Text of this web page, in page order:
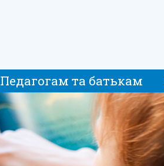
Педагогам та батькам